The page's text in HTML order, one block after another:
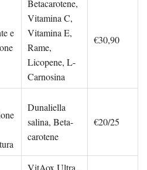
e
Betacarotene,
Vitamina C,
Vitamina E,
Rame,
Licopene, L-
Carnosina
€30,90
Dunaliella
salina, Beta-
carotene
€20/25
VitAox Ultra,